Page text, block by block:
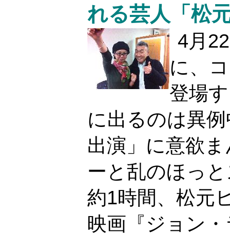
れる芸人「松
4月
に、
登場
に出るのは異
出演」に意欲
ーと乱のほっ
約1時間、松元
映画『ジョン